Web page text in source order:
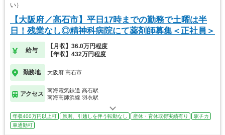
い）
【大阪府／高石市】平日17時までの勤務で土曜は半
日！残業なし◎精神科病院にて薬剤師募集＜正社員＞
給与
【月収】36.0万円程度
【年収】432万円程度
勤務地 大阪府 高石市
アクセス
南海電気鉄道 高石駅
南海高師浜線 羽衣駅
年収400万円以上可 原則、引越しを伴う転勤なし 産休・育休取得実績有り
駅チカ
車通勤可